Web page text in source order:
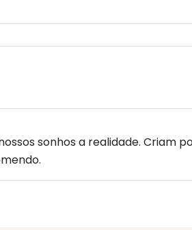
sonhos a realidade. Criam